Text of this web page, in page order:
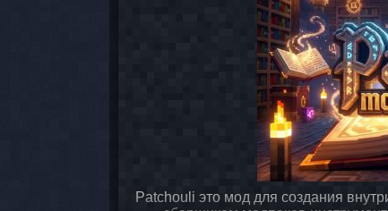
Patchouli это мод для создания